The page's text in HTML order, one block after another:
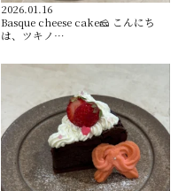
2026.01.16
Basque cheese cake🧀 こんにち
は、ツキノ…